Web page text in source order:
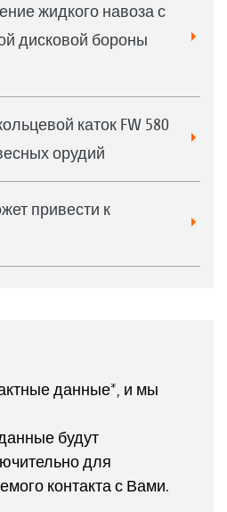
жидкого навоза с
дисковой бороны
каток FW 580
орудий
привести к
данные*, и мы
будут
для
контакта с Вами.